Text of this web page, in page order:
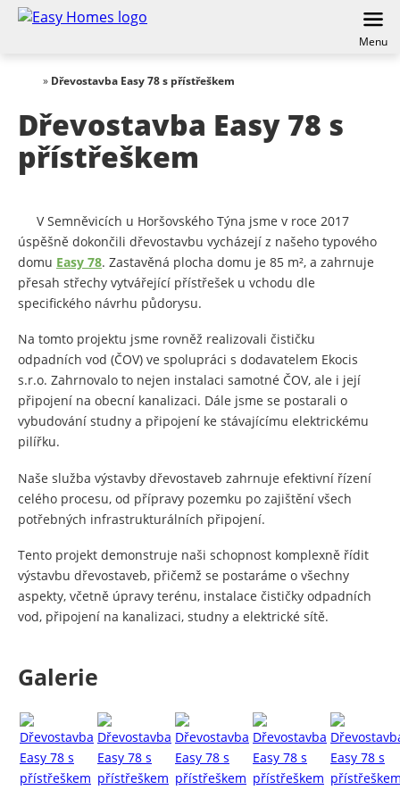
Menu
» Dřevostavba Easy 78 s přístřeškem
Dřevostavba Easy 78 s
přístřeškem
V Semněvicích u Horšovského Týna jsme v roce 2017
úspěšně dokončili dřevostavbu vycházejí z našeho typového
domu Easy 78. Zastavěná plocha domu je 85 m², a zahrnuje
přesah střechy vytvářející přístřešek u vchodu dle
specifického návrhu půdorysu.
Na tomto projektu jsme rovněž realizovali čističku
odpadních vod (ČOV) ve spolupráci s dodavatelem Ekocis
s.r.o. Zahrnovalo to nejen instalaci samotné ČOV, ale i její
připojení na obecní kanalizaci. Dále jsme se postarali o
vybudování studny a připojení ke stávajícímu elektrickému
pilířku.
Naše služba výstavby dřevostaveb zahrnuje efektivní řízení
celého procesu, od přípravy pozemku po zajištění všech
potřebných infrastrukturálních připojení.
Tento projekt demonstruje naši schopnost komplexně řídit
výstavbu dřevostaveb, přičemž se postaráme o všechny
aspekty, včetně úpravy terénu, instalace čističky odpadních
vod, připojení na kanalizaci, studny a elektrické sítě.
Galerie